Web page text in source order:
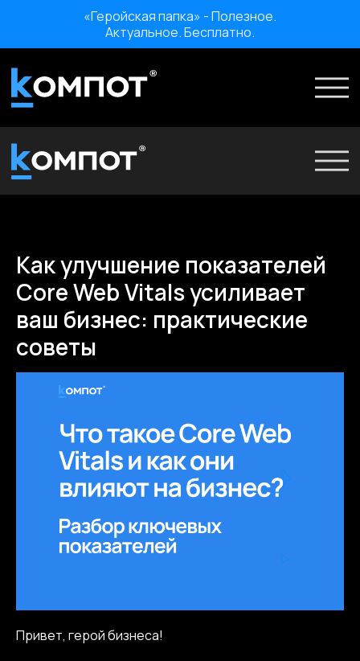
«Геройская папка» - Полезное. Актуальное. Бесплатно.
«Геройская папка» - Полезное.
Актуальное. Бесплатно.
Мероприятия
Проекты
О нас
Мероприятия
Карьера
Как улучшение показателей
Core Web Vitals усиливает
ваш бизнес: практические
советы
Привет, герой бизнеса!